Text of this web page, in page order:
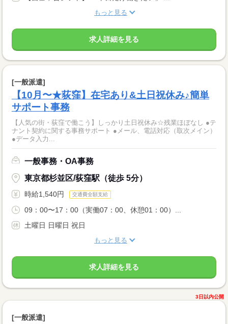
もっと見る
求人詳細を見る
[一般派遣]
【10月〜★荻窪】在宅あり&土日祝休み♪簡単
サポート事務
【人気の街・荻窪で働こう】しっかり土日祝休み☆残業ほぼなし ●テ
ナント契約に関する事務サポート ●メール、電話対応（取次メイン）
●データ入力...
一般事務・OA事務
東京都杉並区/荻窪駅（徒歩 5分）
時給1,540円 交通費全額支給
09：00〜17：00（実働07：00、休憩01：00）...
土曜日 日曜日 祝日
もっと見る
求人詳細を見る
3日以内公開
[一般派遣]